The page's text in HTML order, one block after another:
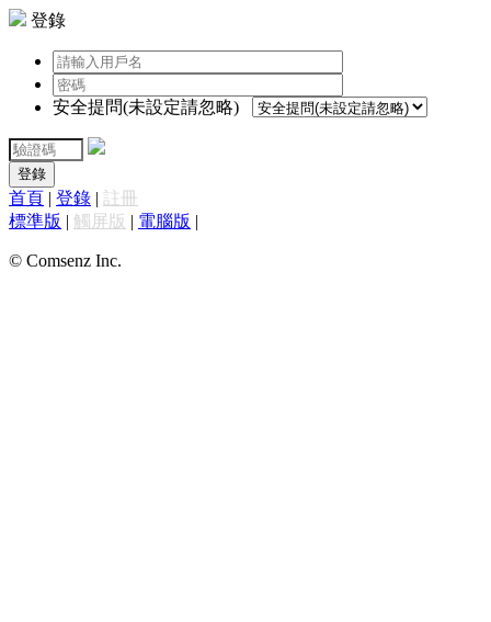
登錄
安全提問(未設定請忽略)
登錄
首頁 | 登錄 | 註冊
標準版 | 觸屏版 | 電腦版 |
© Comsenz Inc.